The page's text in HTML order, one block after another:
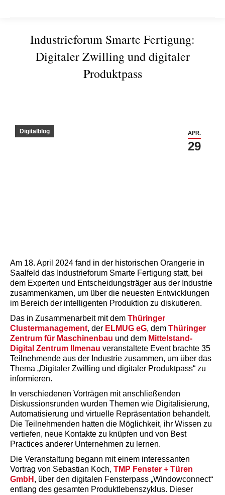
Industrieforum Smarte Fertigung:
Digitaler Zwilling und digitaler
Produktpass
APR.
29
Digitalblog
Am 18. April 2024 fand in der historischen Orangerie in
Saalfeld das Industrieforum Smarte Fertigung statt, bei
dem Experten und Entscheidungsträger aus der Industrie
zusammenkamen, um über die neuesten Entwicklungen
im Bereich der intelligenten Produktion zu diskutieren.
Das in Zusammenarbeit mit dem Thüringer
Clustermanagement, der ELMUG eG, dem Thüringer
Zentrum für Maschinenbau und dem Mittelstand-
Digital Zentrum Ilmenau veranstaltete Event brachte 35
Teilnehmende aus der Industrie zusammen, um über das
Thema „Digitaler Zwilling und digitaler Produktpass“ zu
informieren.
In verschiedenen Vorträgen mit anschließenden
Diskussionsrunden wurden Themen wie Digitalisierung,
Automatisierung und virtuelle Repräsentation behandelt.
Die Teilnehmenden hatten die Möglichkeit, ihr Wissen zu
vertiefen, neue Kontakte zu knüpfen und von Best
Practices anderer Unternehmen zu lernen.
Die Veranstaltung begann mit einem interessanten
Vortrag von Sebastian Koch, TMP Fenster + Türen
GmbH , über den digitalen Fensterpass „Windowconnect“
entlang des gesamten Produktlebenszyklus. Dieser